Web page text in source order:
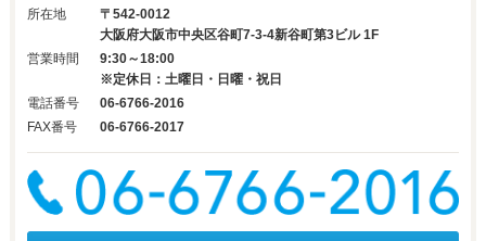
所在地
〒542-0012
大阪府大阪市中央区谷町7-3-4新谷町第3ビル 1F
営業時間
9:30～18:00
※定休日：土曜日・日曜・祝日
電話番号
06-6766-2016
FAX番号
06-6766-2017